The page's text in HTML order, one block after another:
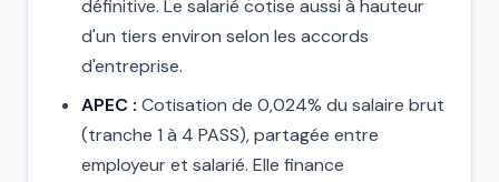
définitive. Le salarié cotise aussi à hauteur
d'un tiers environ selon les accords
d'entreprise.
APEC : Cotisation de 0,024% du salaire brut
(tranche 1 à 4 PASS), partagée entre
employeur et salarié. Elle finance